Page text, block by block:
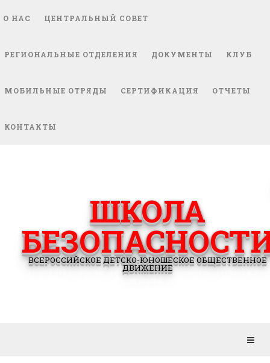
О НАС ЦЕНТРАЛЬНЫЙ СОВЕТ
РЕГИОНАЛЬНЫЕ ОТДЕЛЕНИЯ ДОКУМЕНТЫ КЛУБ
МОБИЛЬНЫЕ ОТРЯДЫ СЕРТИФИКАЦИЯ ОТЧЕТЫ
КОНТАКТЫ
ШКОЛА
ВСЕРОССИЙСКОЕ ДЕТСКО-ЮНОШЕСКОЕ ОБЩЕСТВЕННОЕ
ДВИЖЕНИЕ